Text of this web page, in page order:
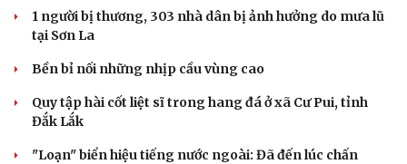
Phòng mạch online
Ăn sạch sống khỏe
1 người bị thương, 303 nhà dân bị ảnh hưởng do mưa lũ
tại Sơn La
Bền bỉ nối những nhịp cầu vùng cao
Quy tập hài cốt liệt sĩ trong hang đá ở xã Cư Pui, tỉnh
Đắk Lắk
"Loạn" biển hiệu tiếng nước ngoài: Đã đến lúc chấn